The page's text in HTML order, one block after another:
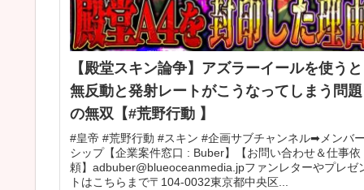
【殿堂スキン論争】アズラーイールを使うと
無反動と発射レートがこうなってしまう問題
の無双【#荒野行動 】
#皇帝 #荒野行動 #スキン #企画サブチャンネル➡メンバ
シップ【企業案件窓口 : Buber】【お問い合わせ＆仕事依
頼】adbuber@blueoceanmedia.jpファンレターやプレゼ
トはこちらまで〒104-0032東京都中央区...